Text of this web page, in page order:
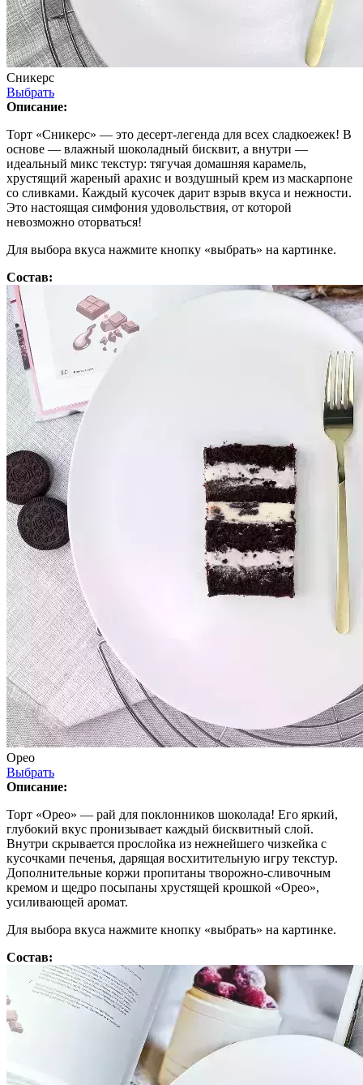
Сникерс
Выбрать
Описание:
Торт «Сникерс» — это десерт-легенда для всех сладкоежек! В
основе — влажный шоколадный бисквит, а внутри —
идеальный микс текстур: тягучая домашняя карамель,
хрустящий жареный арахис и воздушный крем из маскарпоне
со сливками. Каждый кусочек дарит взрыв вкуса и нежности.
Это настоящая симфония удовольствия, от которой
невозможно оторваться!
Для выбора вкуса нажмите кнопку «выбрать» на картинке.
Состав:
Орео
Выбрать
Описание:
Торт «Орео» — рай для поклонников шоколада! Его яркий,
глубокий вкус пронизывает каждый бисквитный слой.
Внутри скрывается прослойка из нежнейшего чизкейка с
кусочками печенья, дарящая восхитительную игру текстур.
Дополнительные коржи пропитаны творожно-сливочным
кремом и щедро посыпаны хрустящей крошкой «Орео»,
усиливающей аромат.
Для выбора вкуса нажмите кнопку «выбрать» на картинке.
Состав: